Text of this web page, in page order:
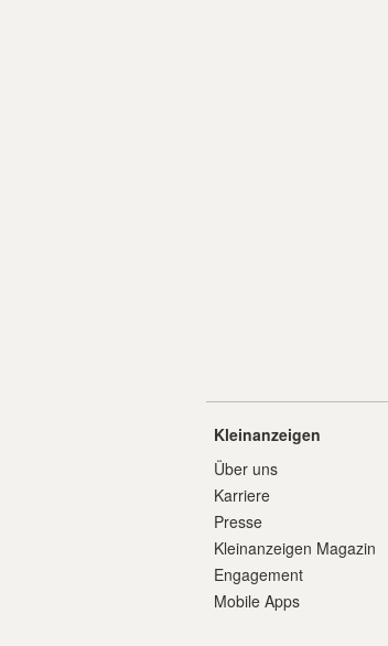
Kleinanzeigen
Über uns
Karriere
Presse
Kleinanzeigen Magazin
Engagement
Mobile Apps